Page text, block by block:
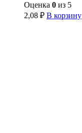
Оценка 0 из 5
2,08 ₽ В корзину